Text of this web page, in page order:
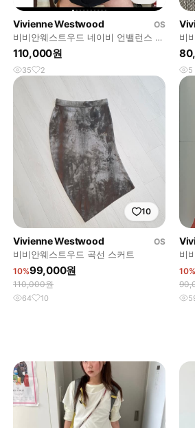
Vivienne Westwood
OS
비비안웨스트우드 네이비 언밸런스 미
니 스컷 국내택
110,000원
35 2
비
드
5
10
Vivienne Westwood
OS
비비안웨스트우드 곡선 스커트
10%99,000원
110,000원
64 10
비
10%